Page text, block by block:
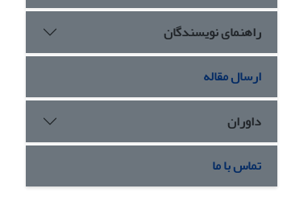
راهنمای نویسندگان
ارسال مقاله
داوران
تماس با ما